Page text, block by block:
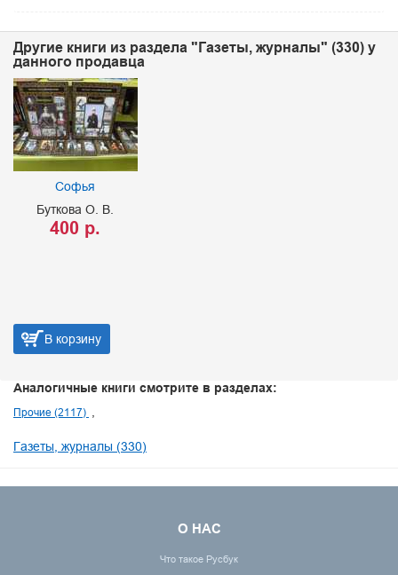
Другие книги из раздела "Газеты, журналы" (330) у
данного продавца
Софья
Буткова О. В.
400 р.
В корзину
Аналогичные книги смотрите в разделах:
Прочие (2117)
Газеты, журналы (330)
О НАС
Что такое Русбук